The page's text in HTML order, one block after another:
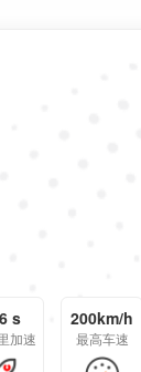
s
加速
200km/h
最高车速